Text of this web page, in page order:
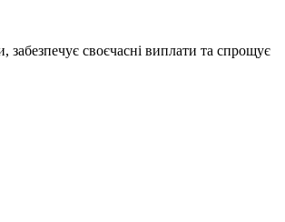
своєчасні виплати та спрощує